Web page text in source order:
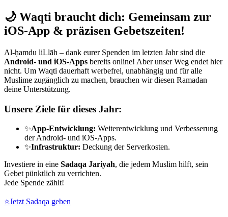
🌙 Waqti braucht dich: Gemeinsam zur
iOS-App & präzisen Gebetszeiten!
Al-ḥamdu liLlāh – dank eurer Spenden im letzten Jahr sind die
Android- und iOS-Apps bereits online! Aber unser Weg endet hier
nicht. Um Waqti dauerhaft werbefrei, unabhängig und für alle
Muslime zugänglich zu machen, brauchen wir diesen Ramadan
deine Unterstützung.
Unsere Ziele für dieses Jahr:
✨App-Entwicklung: Weiterentwicklung und Verbesserung
der Android- und iOS-Apps.
✨Infrastruktur: Deckung der Serverkosten.
Investiere in eine Sadaqa Jariyah, die jedem Muslim hilft, sein
Gebet pünktlich zu verrichten.
Jede Spende zählt!
⭐Jetzt Sadaqa geben